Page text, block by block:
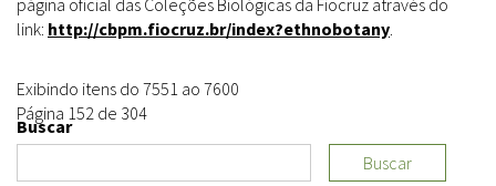
página oficial das Coleções Biológicas da Fiocruz através do
link: http://cbpm.fiocruz.br/index?ethnobotany.
Exibindo itens do 7551 ao 7600
Página 152 de 304
Buscar
Buscar